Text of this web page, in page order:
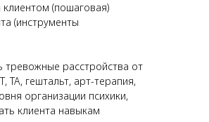
(пошаговая)
(инструменты
тревожные расстройства от
ТА, гештальт, арт-терапия,
организации психики,
клиента навыкам